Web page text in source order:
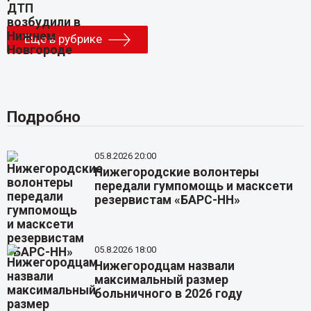
Еще в рубрике
Подробно
05.8.2026 20:00
Нижегородские волонтеры
передали гумпомощь и масксети
резервистам «БАРС-НН»
05.8.2026 18:00
Нижегородцам назвали
максимальный размер
больничного в 2026 году